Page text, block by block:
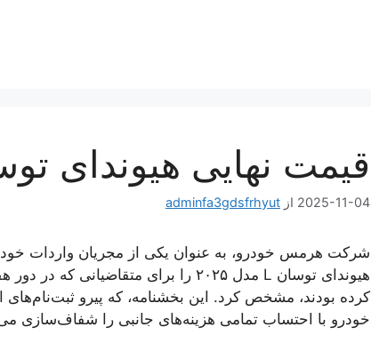
قیمت نهایی هیوندای توسان
2025-11-04 از adminfa3gdsfrhyut
شرکت هرمس خودرو، به عنوان یکی از مجریان واردات
کرده بودند، مشخص کرد. این بخشنامه، که پیرو
خودرو با احتساب تمامی هزینه‌های جانبی را شفاف‌سازی